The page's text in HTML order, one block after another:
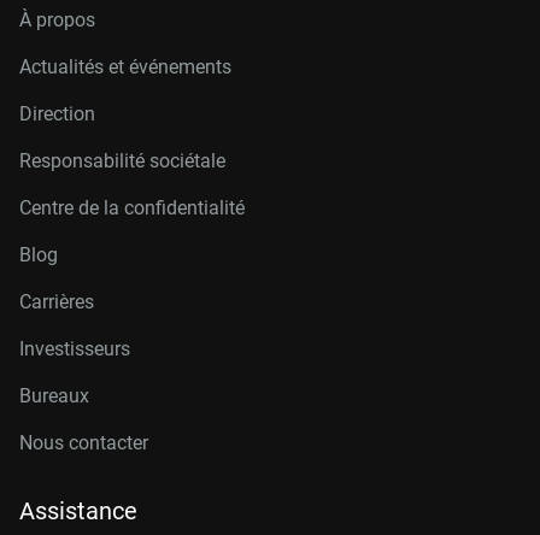
À propos
Actualités et événements
Direction
Responsabilité sociétale
Centre de la confidentialité
Blog
Carrières
Investisseurs
Bureaux
Nous contacter
Assistance